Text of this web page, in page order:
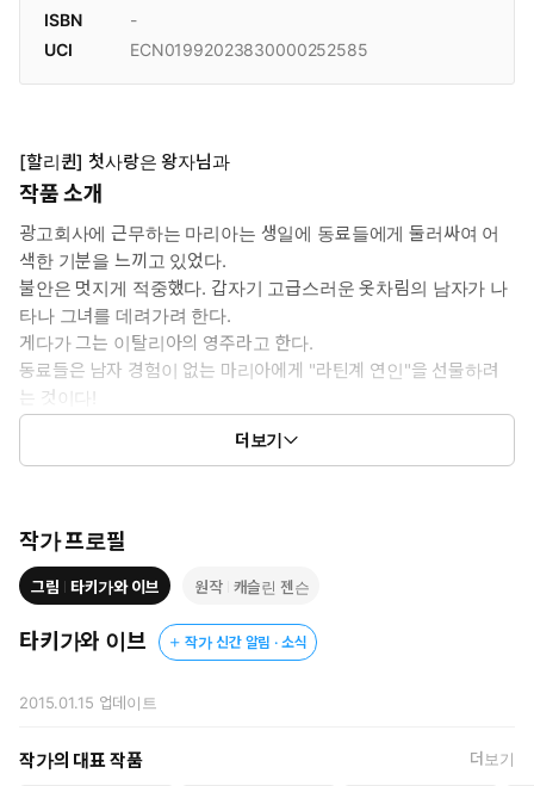
ISBN
-
UCI
ECN01992023830000252585
[할리퀸] 첫사랑은 왕자님과
작품 소개
광고회사에 근무하는 마리아는 생일에 동료들에게 둘러싸여 어
색한 기분을 느끼고 있었다.
불안은 멋지게 적중했다. 갑자기 고급스러운 옷차림의 남자가 나
타나 그녀를 데려가려 한다.
게다가 그는 이탈리아의 영주라고 한다.
동료들은 남자 경험이 없는 마리아에게 "라틴계 연인"을 선물하려
는 것이다!
마리아는 당혹스러워 하면서도 그가 이끄는 대로 데이트를 하게 되
더보기
작가 프로필
그림 타키가와 이브 원작 캐슬린 젠슨
타키가와 이브 작가 신간 알림 · 소식
2015.01.15 업데이트
작가의 대표 작품 더보기